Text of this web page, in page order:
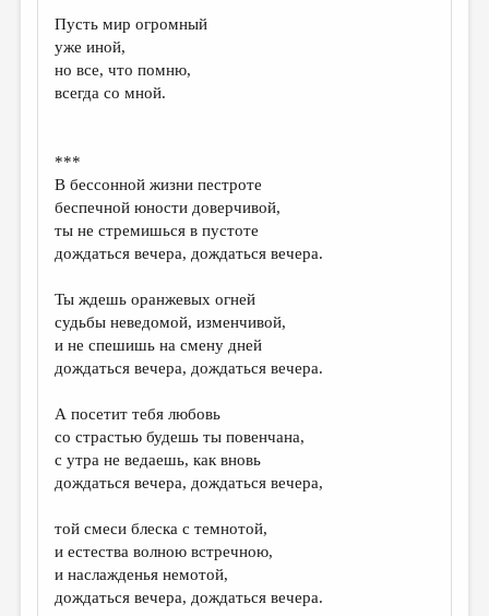
Пусть мир огромный
уже иной,
но все, что помню,
всегда со мной.
***
В бессонной жизни пестроте
беспечной юности доверчивой,
ты не стремишься в пустоте
дождаться вечера, дождаться вечера.
Ты ждешь оранжевых огней
судьбы неведомой, изменчивой,
и не спешишь на смену дней
дождаться вечера, дождаться вечера.
А посетит тебя любовь
со страстью будешь ты повенчана,
с утра не ведаешь, как вновь
дождаться вечера, дождаться вечера,
той смеси блеска с темнотой,
и естества волною встречною,
и наслажденья немотой,
дождаться вечера, дождаться вечера.